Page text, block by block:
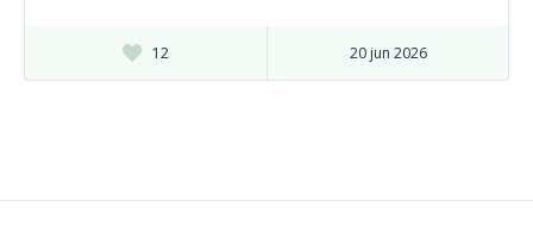
12 20 jun 2026